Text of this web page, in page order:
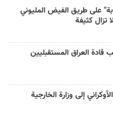
على طريق الفيض المليوني
تزال كثيفة
قادة العراق المستقبليين
إلى وزارة الخارجية